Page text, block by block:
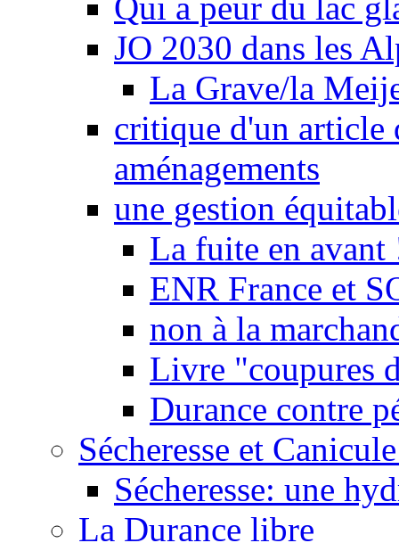
Qui a peur du lac
JO 2030 dans les
La Grave/la
critique d'un article
aménagements
une gestion
La fuite en avant
ENR France et
non à la
Livre "coupures
Durance contre
Sécheresse et
Sécheresse: une
La Durance libre